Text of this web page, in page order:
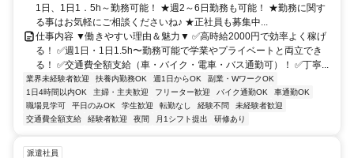
1日、1日1．5h～勤務可能！ ★週2～6日勤務も可能！ ★勤務に関す
る事はお気軽にご相談くださいね♪ ★正社員も募集中...
仕事内容 ▼働きやすい理由＆魅力▼ ✅高時給2000円で効率よく稼げ
る！ ✅週1日・1日1.5h〜勤務可能で学業やプライベートと両立でき
る！ ✅交通費全額支給（車・バイク・電車・バス通勤可）！ ✅丁寧...
業界未経験者歓迎 扶養内勤務OK 週1日からOK
副業・WワークOK
1日4時間以内OK
主婦・主夫歓迎 フリーター歓迎 バイク通勤OK
車通勤OK
職場見学可
平日のみOK 学生歓迎 転勤なし 経験不問
未経験者歓迎
交通費全額支給
経験者歓迎 夜間 月1シフト提出 研修あり
派遣社員